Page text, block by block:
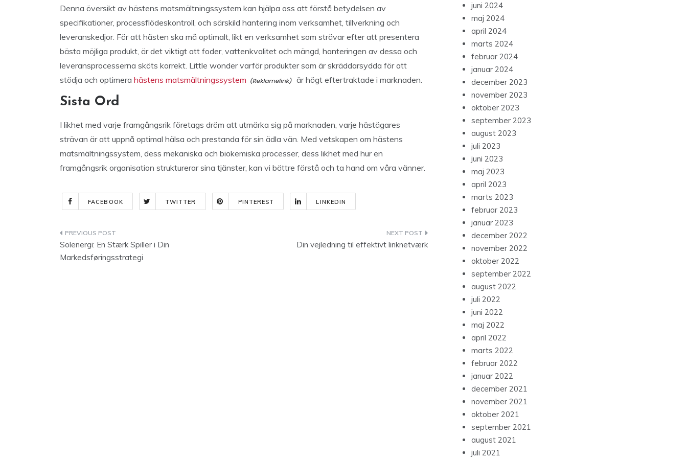
Denna översikt av hästens matsmältningssystem kan hjälpa oss att förstå betydelsen av
specifikationer, processflödeskontroll, och särskild hantering inom verksamhet, tillverkning och
leveranskedjor. För att hästen ska må optimalt, likt en verksamhet som strävar efter att presentera
bästa möjliga produkt, är det viktigt att foder, vattenkvalitet och mängd, hanteringen av dessa och
leveransprocesserna sköts korrekt. Little wonder varför produkter som är skräddarsydda för att
stödja och optimera hästens matsmältningssystem är högt eftertraktade i marknaden.
Sista Ord
I likhet med varje framgångsrik företags dröm att utmärka sig på marknaden, varje hästägares
strävan är att uppnå optimal hälsa och prestanda för sin ädla vän. Med vetskapen om hästens
matsmältningssystem, dess mekaniska och biokemiska processer, dess likhet med hur en
framgångsrik organisation strukturerar sina tjänster, kan vi bättre förstå och ta hand om våra vänner.
FACEBOOK TWITTER PINTEREST LINKEDIN
Indlægsnavigation
Solenergi: En Stærk Spiller i Din
Markedsføringsstrategi
Din vejledning til effektivt linknetværk
juni 2024
maj 2024
april 2024
marts 2024
februar 2024
januar 2024
december 2023
november 2023
oktober 2023
september 2023
august 2023
juli 2023
juni 2023
maj 2023
april 2023
marts 2023
februar 2023
januar 2023
december 2022
november 2022
oktober 2022
september 2022
august 2022
juli 2022
juni 2022
maj 2022
april 2022
marts 2022
februar 2022
januar 2022
december 2021
november 2021
oktober 2021
september 2021
august 2021
juli 2021